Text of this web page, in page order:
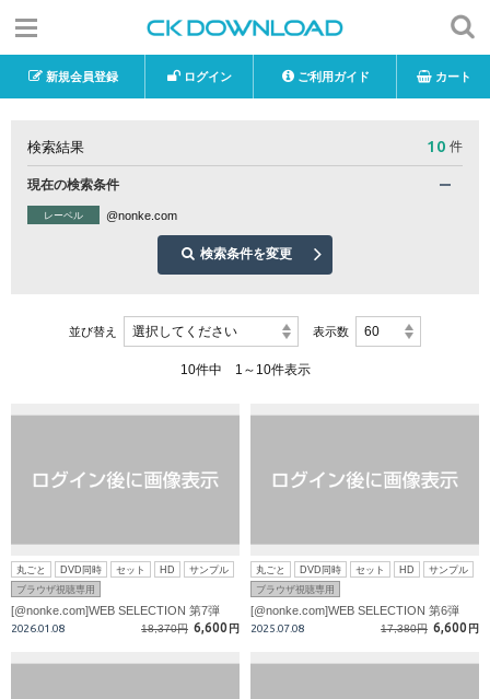
新規会員登録 ログイン ご利用ガイド カート
検索結果 10 件
現在の検索条件
レーベル @nonke.com
検索条件を変更
並び替え 選択してください 表示数 60
10件中 1～10件表示
丸ごと DVD同時 セット HD
サンプル
ブラウザ視聴専用
[@nonke.com]WEB SELECTION 第7弾
2026.01.08 18,370円 6,600 円
丸ごと DVD同時 セット HD
サンプル
ブラウザ視聴専用
[@nonke.com]WEB SELECTION 第6弾
2025.07.08 17,380円 6,600 円